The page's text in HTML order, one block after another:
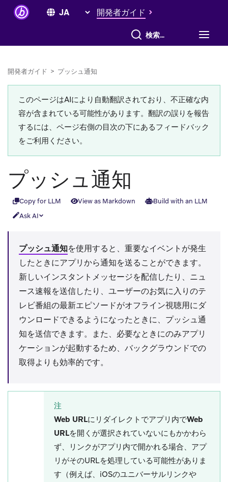
開発者ガイド
すべて検索
開発者ガイド > プッシュ通知
このページはAIにより自動翻訳されており、不正確な内
容が含まれている可能性があります。翻訳の誤りを報告
するには、ページ右側の目次の下にあるフィードバック
をご利用ください。
プッシュ通知
Copy for LLM View as Markdown
Build with an LLM
Ask AI
プッシュ通知を使用すると、重要なイベントが発生
したときにアプリから通知を送ることができます。
新しいインスタントメッセージを配信したり、ニュ
ース速報を送信したり、ユーザーのお気に入りのテ
レビ番組の最新エピソードがオフライン視聴用にダ
ウンロードできるようになったときに、プッシュ通
知を送信できます。また、必要なときにのみアプリ
ケーションが起動するため、バックグラウンドでの
取得よりも効率的です。
注
Web URLにリダイレクト でアプリ内でWeb
URLを開く が選択されていないにもかかわら
ず、リンクがアプリ内で開かれる場合、アプ
リがそのURLを処理している可能性がありま
す（例えば、iOSのユニバーサルリンクや